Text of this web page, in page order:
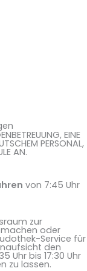
EINE
PERSONAL,
AN.
von 7:45 Uhr
zur
oder
Service für
den
Uhr bis 17:30 Uhr
zu lassen.